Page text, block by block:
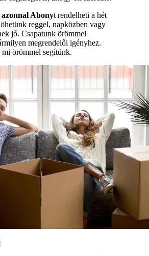
Abonyt rendelheti a hét
reggel, napközben vagy
jó. Csapatunk örömmel
megrendelői igényhez.
örömmel segítünk.